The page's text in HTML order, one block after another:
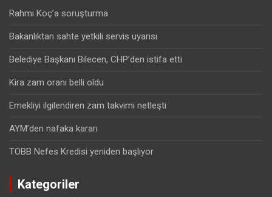
Rahmi Koç’a soruşturma
Bakanlıktan sahte yetkili servis uyarısı
Belediye Başkanı Bilecen, CHP’den istifa etti
Kira zam oranı belli oldu
Emekliyi ilgilendiren zam takvimi netleşti
AYM’den nafaka kararı
TOBB Nefes Kredisi yeniden başlıyor
Kategoriler